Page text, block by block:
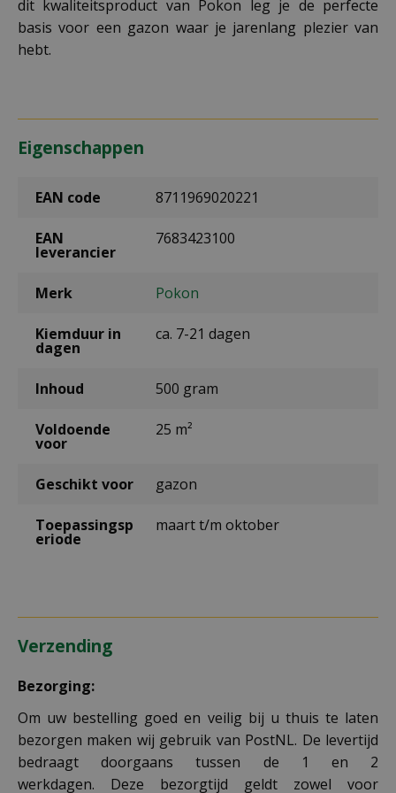
dit kwaliteitsproduct van Pokon leg je de perfecte
basis voor een gazon waar je jarenlang plezier van
hebt.
Eigenschappen
EAN code 8711969020221
EAN
leverancier
7683423100
Merk Pokon
Kiemduur in
dagen
ca. 7-21 dagen
Inhoud 500 gram
Voldoende
voor
25 m²
Geschikt voor gazon
Toepassingsp
eriode
maart t/m oktober
Verzending
Bezorging:
Om uw bestelling goed en veilig bij u thuis te laten
bezorgen maken wij gebruik van PostNL. De levertijd
bedraagt doorgaans tussen de 1 en 2
werkdagen. Deze bezorgtijd geldt zowel voor